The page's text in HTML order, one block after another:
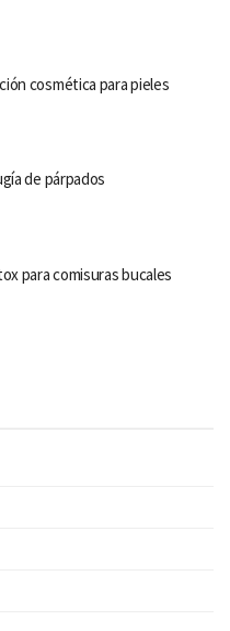
cosmética para pieles
de párpados
para comisuras bucales